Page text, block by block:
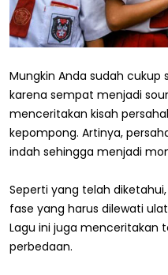
Mungkin Anda sudah cukup
karena sempat menjadi
menceritakan kisah
kepompong. Artinya,
indah sehingga menjadi
Seperti yang telah
fase yang harus dilewati
Lagu ini juga menceritakan
perbedaan.